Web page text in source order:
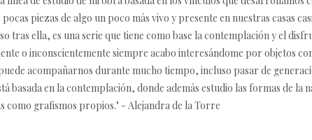
pocas piezas de algo un poco más vivo y presente en nuestras casas
tras ella, es una serie que tiene como base la contemplación y el
o inconscientemente siempre acabo interesándome por objetos
acompañarnos durante mucho tiempo, incluso pasar de
basada en la contemplación, donde además estudio las formas de
como grafismos propios." - Alejandra de la Torre